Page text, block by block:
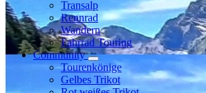
Transalp
Rennrad
Wandern
Fahrrad Touring
Community
Tourenkönige
Gelbes Trikot